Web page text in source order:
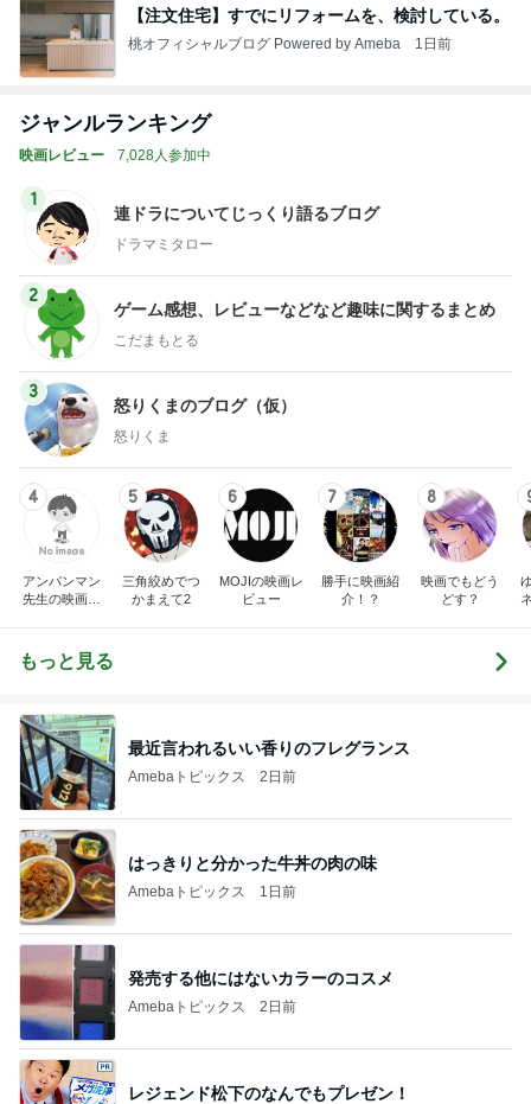
【注文住宅】すでにリフォームを、検討している。
桃オフィシャルブログ Powered by Ameba 1日前
ジャンルランキング
映画レビュー 7,028人参加中
1
連ドラについてじっくり語るブログ
ドラマミタロー
2
ゲーム感想、レビューなどなど趣味に関するまとめ
こだまもとる
3
怒りくまのブログ（仮）
怒りくま
4
アンパンマン
先生の映画講
5
三角絞めでつ
かまえて2
6
MOJIの映画レ
ビュー
7
勝手に映画紹
介！？
8
映画でもどう
どす？
もっと見る
最近言われるいい香りのフレグランス
Amebaトピックス 2日前
はっきりと分かった牛丼の肉の味
Amebaトピックス 1日前
発売する他にはないカラーのコスメ
Amebaトピックス 2日前
レジェンド松下のなんでもプレゼン！